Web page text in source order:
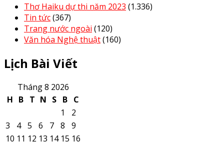
Thơ Haiku dự thi năm 2023 (1.336)
Tin tức(367)
Trang nước ngoài (120)
Văn hóa Nghệ thuật(160)
Lịch Bài Viết
Tháng 8 2026
H B T N S B C
1
2
3
4 5 6 7 8
9
10 11 12 13 14 15 16